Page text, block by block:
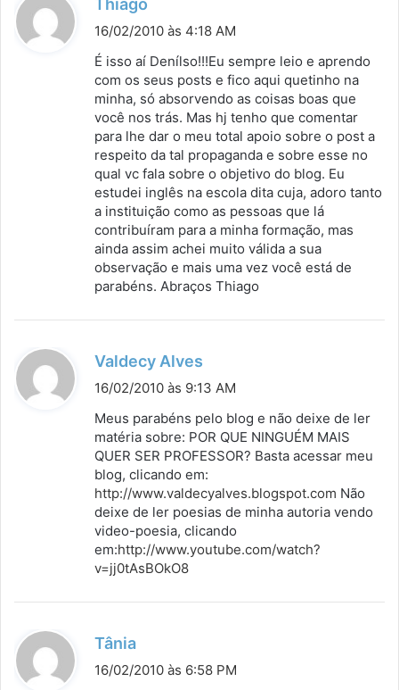
Thiago
i
s
e
:
16/02/2010 às 4:18 AM
É isso aí Denílso!!!Eu sempre leio e aprendo
com os seus posts e fico aqui quetinho na
minha, só absorvendo as coisas boas que
você nos trás. Mas hj tenho que comentar
para lhe dar o meu total apoio sobre o post a
respeito da tal propaganda e sobre esse no
qual vc fala sobre o objetivo do blog. Eu
estudei inglês na escola dita cuja, adoro tanto
a instituição como as pessoas que lá
contribuíram para a minha formação, mas
ainda assim achei muito válida a sua
observação e mais uma vez você está de
parabéns. Abraços Thiago
Valdecy Alves
i
s
e
:
16/02/2010 às 9:13 AM
Meus parabéns pelo blog e não deixe de ler
matéria sobre: POR QUE NINGUÉM MAIS
QUER SER PROFESSOR? Basta acessar meu
blog, clicando em:
http://www.valdecyalves.blogspot.com Não
deixe de ler poesias de minha autoria vendo
video-poesia, clicando
em:http://www.youtube.com/watch?
v=jj0tAsBOkO8
Tânia
i
16/02/2010 às 6:58 PM